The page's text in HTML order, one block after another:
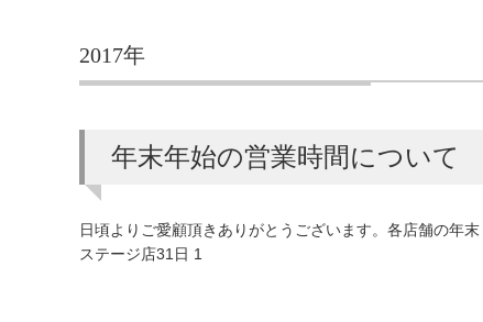
2017年
年末年始の営業時間について
日頃よりご愛顧頂きありがとうございます。各店舗の
ステージ店31日 1